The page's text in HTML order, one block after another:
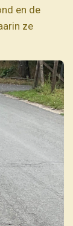
en de
ze